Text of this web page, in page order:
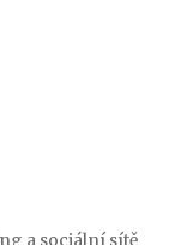
a sociální sítě